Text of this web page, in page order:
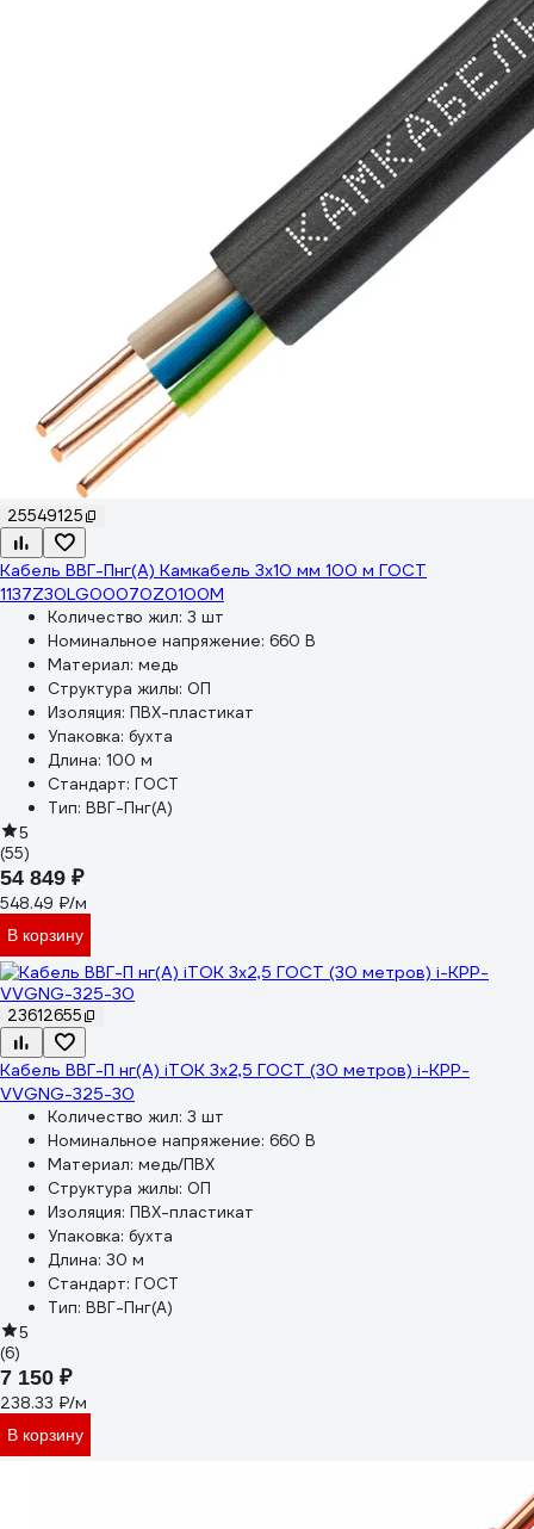
25549125
Кабель ВВГ-Пнг(А) Камкабель 3x10 мм 100 м ГОСТ
1137Z30LG00070Z0100М
Количество жил: 3 шт
Номинальное напряжение: 660 В
Материал: медь
Структура жилы: ОП
Изоляция: ПВХ-пластикат
Упаковка: бухта
Длина: 100 м
Стандарт: ГОСТ
Тип: ВВГ-Пнг(А)
5
(55)
54 849 ₽
548.49 ₽/м
В корзину
23612655
Кабель ВВГ-П нг(А) iTOK 3x2,5 ГОСТ (30 метров) i-KPP-
VVGNG-325-30
Количество жил: 3 шт
Номинальное напряжение: 660 В
Материал: медь/ПВХ
Структура жилы: ОП
Изоляция: ПВХ-пластикат
Упаковка: бухта
Длина: 30 м
Стандарт: ГОСТ
Тип: ВВГ-Пнг(А)
5
(6)
7 150 ₽
238.33 ₽/м
В корзину